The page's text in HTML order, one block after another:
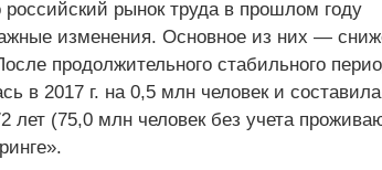
рынок труда в прошлом году
изменения. Основное из них —
продолжительного стабильного
в 2017 г. на 0,5 млн человек и
лет (75,0 млн человек без учета